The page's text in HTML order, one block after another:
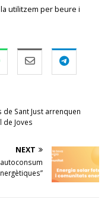
utilitzem per beure i
de Sant Just arrenquen
de Joves
NEXT